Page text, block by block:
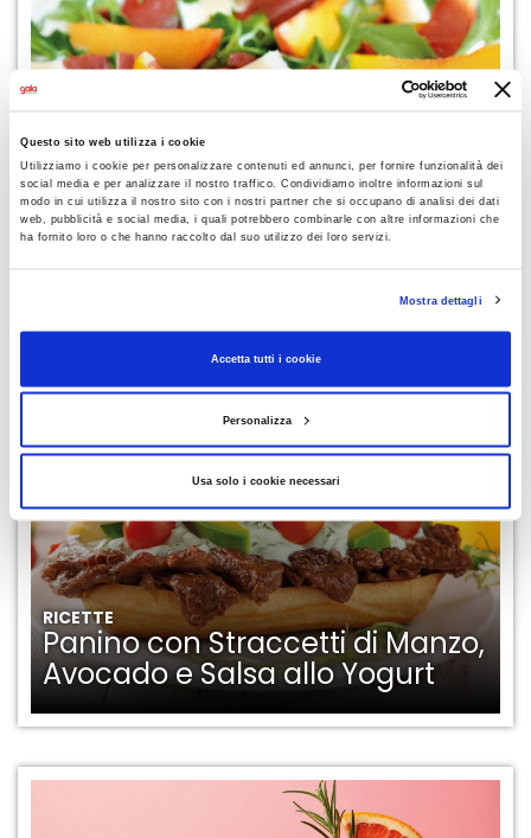
Questo sito web utilizza i cookie
Utilizziamo i cookie per personalizzare contenuti ed annunci, per fornire funzionalità dei
social media e per analizzare il nostro traffico. Condividiamo inoltre informazioni sul
modo in cui utilizza il nostro sito con i nostri partner che si occupano di analisi dei dati
web, pubblicità e social media, i quali potrebbero combinarle con altre informazioni che
ha fornito loro o che hanno raccolto dal suo utilizzo dei loro servizi.
Mostra dettagli
Accetta tutti i cookie
Personalizza
Usa solo i cookie necessari
RICETTE
Bresaola con pesche e toma
RICETTE
Panino con Straccetti di Manzo,
Avocado e Salsa allo Yogurt